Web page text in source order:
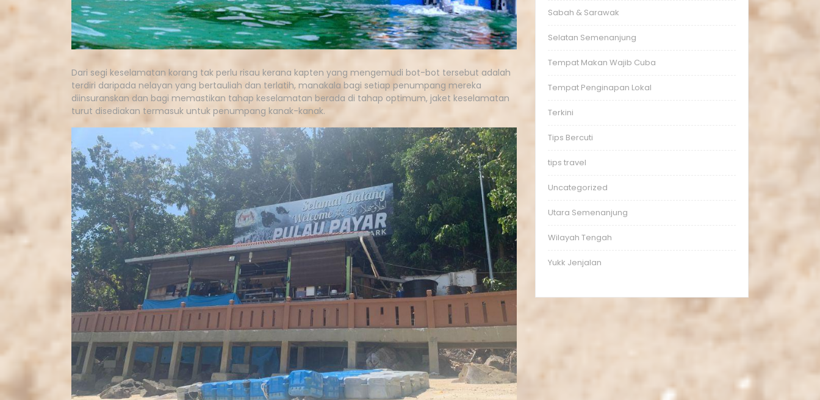
Dari segi keselamatan korang tak perlu risau kerana kapten yang mengemudi bot-bot tersebut adalah
terdiri daripada nelayan yang bertauliah dan terlatih, manakala bagi setiap penumpang mereka
diinsuranskan dan bagi memastikan tahap keselamatan berada di tahap optimum, jaket keselamatan
turut disediakan termasuk untuk penumpang kanak-kanak.
Sabah & Sarawak
Selatan Semenanjung
Tempat Makan Wajib Cuba
Tempat Penginapan Lokal
Terkini
Tips Bercuti
tips travel
Uncategorized
Utara Semenanjung
Wilayah Tengah
Yukk Jenjalan